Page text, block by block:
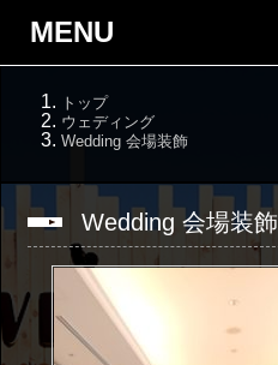
MENU
トップ
ウェディング
Wedding 会場装飾
Wedding 会場装飾